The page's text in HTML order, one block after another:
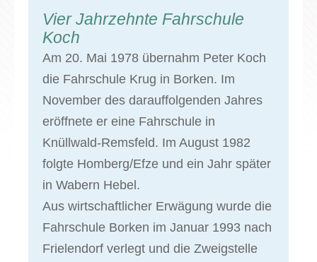
Vier Jahrzehnte Fahrschule
Koch
Am 20. Mai 1978 übernahm Peter Koch
die Fahrschule Krug in Borken. Im
November des darauffolgenden Jahres
eröffnete er eine Fahrschule in
Knüllwald-Remsfeld. Im August 1982
folgte Homberg/Efze und ein Jahr später
in Wabern Hebel.
Aus wirtschaftlicher Erwägung wurde die
Fahrschule Borken im Januar 1993 nach
Frielendorf verlegt und die Zweigstelle